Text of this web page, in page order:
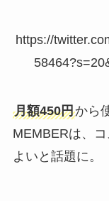
https://
月額450円から
MEMBERは、
よいと話題に。